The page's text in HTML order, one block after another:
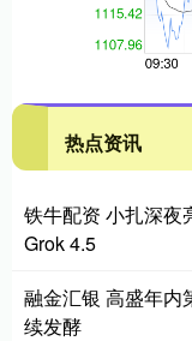
热点资讯
铁牛配资 小扎深夜
Grok 4.5
融金汇银 高盛年内
续发酵